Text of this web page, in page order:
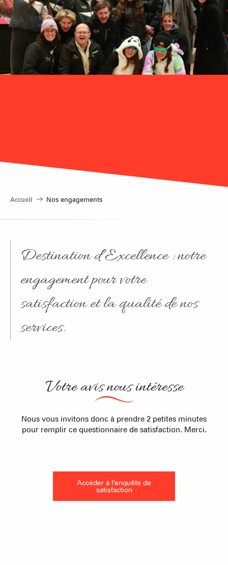
Accueil Nos engagements
Destination d’Excellence : notre
engagement pour votre
satisfaction et la qualité de nos
services.
Votre avis nous intéresse
Nous vous invitons donc à prendre 2 petites minutes
pour remplir ce questionnaire de satisfaction. Merci.
Accéder à l'enquête de
satisfaction